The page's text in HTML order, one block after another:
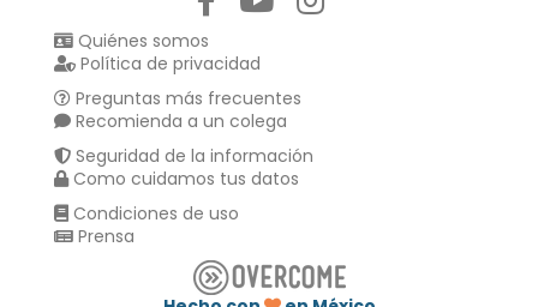
Quiénes somos
Política de privacidad
Preguntas más frecuentes
Recomienda a un colega
Seguridad de la información
Como cuidamos tus datos
Condiciones de uso
Prensa